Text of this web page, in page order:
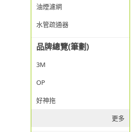
油煙濾網
水管疏通器
品牌總覽(筆劃)
3M
OP
好神拖
更多